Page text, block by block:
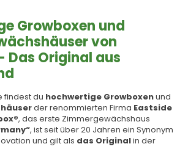
Growboxen und
von
Das Original aus
findest du hochwertige Growboxenund
der renommierten Firma Eastside
, das erste Zimmergewächshaus
, ist seit über 20 Jahren ein Synonym
und gilt als das Originalin der